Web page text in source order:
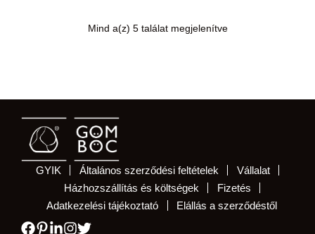
Mind a(z) 5 találat megjelenítve
GYIK Általános szerződési feltételek
Vállalat
Házhozszállítás és költségek
Fizetés
Adatkezelési tájékoztató
Elállás a szerződéstől